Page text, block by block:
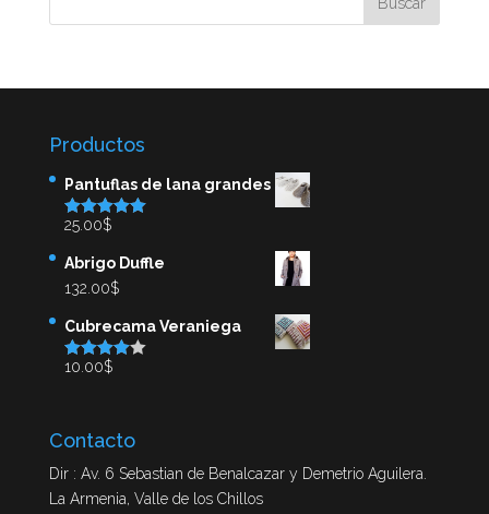
Productos
Pantuflas de lana grandes
Valorado en
25.00$
Abrigo Duffle
132.00$
Cubrecama Veraniega
Valorado
10.00$
Contacto
Dir : Av. 6 Sebastian de Benalcazar y Demetrio Aguilera.
La Armenia, Valle de los Chillos